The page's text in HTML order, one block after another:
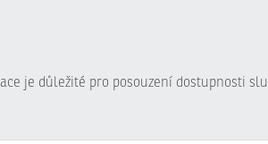
je důležité pro posouzení dostupnosti